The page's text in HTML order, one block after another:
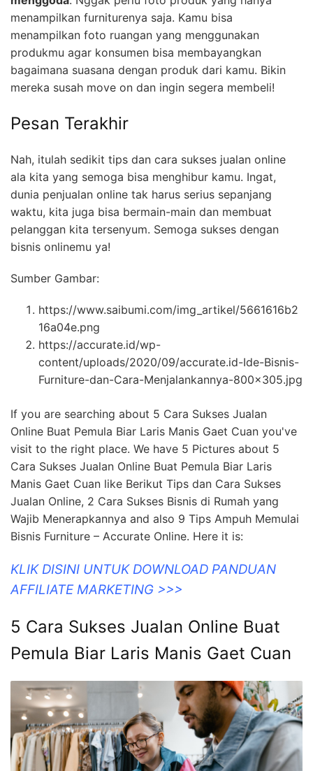
menampilkan furniturenya saja. Kamu bisa
menampilkan foto ruangan yang menggunakan
produkmu agar konsumen bisa membayangkan
bagaimana suasana dengan produk dari kamu. Bikin
mereka susah move on dan ingin segera membeli!
Pesan Terakhir
Nah, itulah sedikit tips dan cara sukses jualan online
ala kita yang semoga bisa menghibur kamu. Ingat,
dunia penjualan online tak harus serius sepanjang
waktu, kita juga bisa bermain-main dan membuat
pelanggan kita tersenyum. Semoga sukses dengan
bisnis onlinemu ya!
Sumber Gambar:
https://www.saibumi.com/img_artikel/5661616b2
16a04e.png
https://accurate.id/wp-
content/uploads/2020/09/accurate.id-Ide-Bisnis-
Furniture-dan-Cara-Menjalankannya-800×305.jpg
If you are searching about 5 Cara Sukses Jualan
Online Buat Pemula Biar Laris Manis Gaet Cuan you've
visit to the right place. We have 5 Pictures about 5
Cara Sukses Jualan Online Buat Pemula Biar Laris
Manis Gaet Cuan like Berikut Tips dan Cara Sukses
Jualan Online, 2 Cara Sukses Bisnis di Rumah yang
Wajib Menerapkannya and also 9 Tips Ampuh Memulai
Bisnis Furniture – Accurate Online. Here it is:
KLIK DISINI UNTUK DOWNLOAD PANDUAN
AFFILIATE MARKETING >>>
5 Cara Sukses Jualan Online Buat
Pemula Biar Laris Manis Gaet Cuan